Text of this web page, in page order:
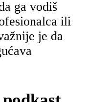
ga vodiš
ili
je da